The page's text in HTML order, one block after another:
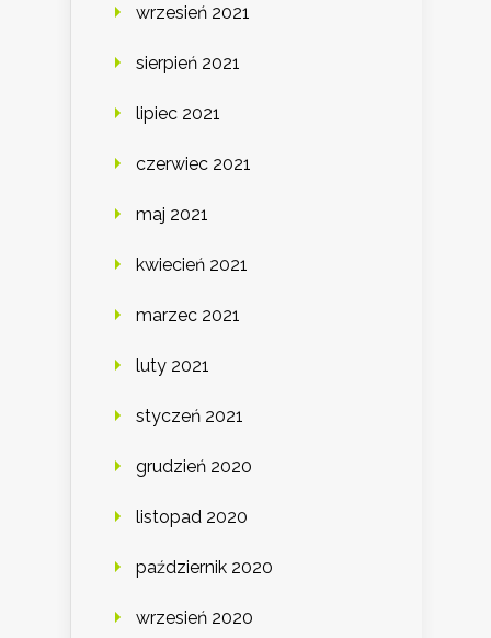
wrzesień 2021
sierpień 2021
lipiec 2021
czerwiec 2021
maj 2021
kwiecień 2021
marzec 2021
luty 2021
styczeń 2021
grudzień 2020
listopad 2020
październik 2020
wrzesień 2020